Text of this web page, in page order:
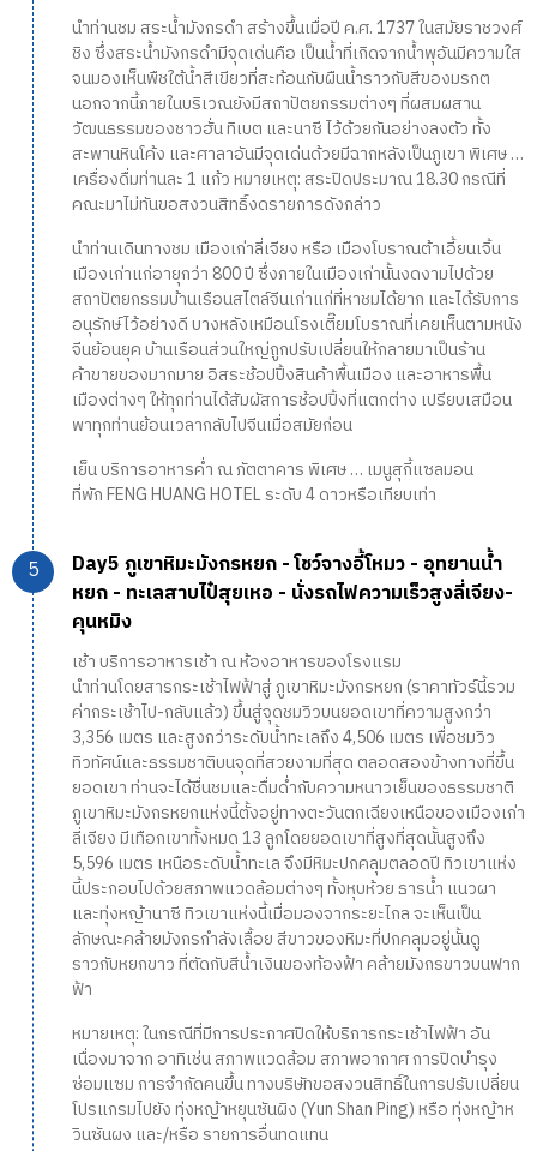
นำท่านชม สระน้ำมังกรดำ สร้างขึ้นเมื่อปี ค.ศ. 1737 ในสมัยราชวงศ์
ชิง ซึ่งสระน้ำมังกรดำมีจุดเด่นคือ เป็นน้ำที่เกิดจากน้ำพุอันมีความใส
จนมองเห็นพืชใต้น้ำสีเขียวที่สะท้อนกับผืนน้ำราวกับสีของมรกต
นอกจากนี้ภายในบริเวณยังมีสถาปัตยกรรมต่างๆ ที่ผสมผสาน
วัฒนธรรมของชาวฮั่น ทิเบต และนาซี ไว้ด้วยกันอย่างลงตัว ทั้ง
สะพานหินโค้ง และศาลาอันมีจุดเด่นด้วยมีฉากหลังเป็นภูเขา พิเศษ …
เครื่องดื่มท่านละ 1 แก้ว หมายเหตุ: สระปิดประมาณ 18.30 กรณีที่
คณะมาไม่ทันขอสงวนสิทธิ์งดรายการดังกล่าว
นำท่านเดินทางชม เมืองเก่าลี่เจียง หรือ เมืองโบราณต้าเอี้ยนเจิ้น
เมืองเก่าแก่อายุกว่า 800 ปี ซึ่งภายในเมืองเก่านั้นงดงามไปด้วย
สถาปัตยกรรมบ้านเรือนสไตล์จีนเก่าแก่ที่หาชมได้ยาก และได้รับการ
อนุรักษ์ไว้อย่างดี บางหลังเหมือนโรงเตี๊ยมโบราณที่เคยเห็นตามหนัง
จีนย้อนยุค บ้านเรือนส่วนใหญ่ถูกปรับเปลี่ยนให้กลายมาเป็นร้าน
ค้าขายของมากมาย อิสระช้อปปิ้งสินค้าพื้นเมือง และอาหารพื้น
เมืองต่างๆ ให้ทุกท่านได้สัมผัสการช้อปปิ้งที่แตกต่าง เปรียบเสมือน
พาทุกท่านย้อนเวลากลับไปจีนเมื่อสมัยก่อน
เย็น บริการอาหารค่ำ ณ ภัตตาคาร พิเศษ … เมนูสุกี้แซลมอน
ที่พัก FENG HUANG HOTEL ระดับ 4 ดาวหรือเทียบเท่า
Day5 ภูเขาหิมะมังกรหยก - โชว์จางอี้โหมว - อุทยานน้ำ
หยก - ทะเลสาบไป๋สุยเหอ - นั่งรถไฟความเร็วสูงลี่เจียง-
คุนหมิง
เช้า บริการอาหารเช้า ณ ห้องอาหารของโรงแรม
นำท่านโดยสารกระเช้าไฟฟ้าสู่ ภูเขาหิมะมังกรหยก (ราคาทัวร์นี้รวม
ค่ากระเช้าไป-กลับแล้ว) ขึ้นสู่จุดชมวิวบนยอดเขาที่ความสูงกว่า
3,356 เมตร และสูงกว่าระดับน้ำทะเลถึง 4,506 เมตร เพื่อชมวิว
ทิวทัศน์และธรรมชาติบนจุดที่สวยงามที่สุด ตลอดสองข้างทางที่ขึ้น
ยอดเขา ท่านจะได้ชื่นชมและดื่มด่ำกับความหนาวเย็นของธรรมชาติ
ภูเขาหิมะมังกรหยกแห่งนี้ตั้งอยู่ทางตะวันตกเฉียงเหนือของเมืองเก่า
ลี่เจียง มีเทือกเขาทั้งหมด 13 ลูกโดยยอดเขาที่สูงที่สุดนั้นสูงถึง
5,596 เมตร เหนือระดับน้ำทะเล จึงมีหิมะปกคลุมตลอดปี ทิวเขาแห่ง
นี้ประกอบไปด้วยสภาพแวดล้อมต่างๆ ทั้งหุบห้วย ธารน้ำ แนวผา
และทุ่งหญ้านาซี ทิวเขาแห่งนี้เมื่อมองจากระยะไกล จะเห็นเป็น
ลักษณะคล้ายมังกรกำลังเลื้อย สีขาวของหิมะที่ปกคลุมอยู่นั้นดู
ราวกับหยกขาว ที่ตัดกับสีน้ำเงินของท้องฟ้า คล้ายมังกรขาวบนฟาก
ฟ้า
หมายเหตุ: ในกรณีที่มีการประกาศปิดให้บริการกระเช้าไฟฟ้า อัน
เนื่องมาจาก อาทิเช่น สภาพแวดล้อม สภาพอากาศ การปิดบำรุง
ซ่อมแซม การจำกัดคนขึ้น ทางบริษัทขอสงวนสิทธิ์ในการปรับเปลี่ยน
โปรแกรมไปยัง ทุ่งหญ้าหยุนซันผิง (Yun Shan Ping) หรือ ทุ่งหญ้าห
วินซันผง และ/หรือ รายการอื่นทดแทน